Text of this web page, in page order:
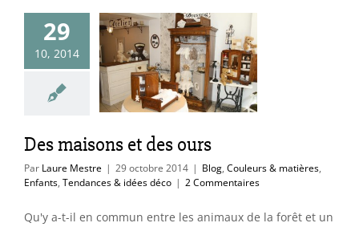
29
10, 2014
et des
& matières
& idées
Des maisons et des ours
Par Laure Mestre | 29 octobre 2014 | Blog, Couleurs & matières,
Enfants, Tendances & idées déco | 2 Commentaires
Qu'y a-t-il en commun entre les animaux de la forêt et un